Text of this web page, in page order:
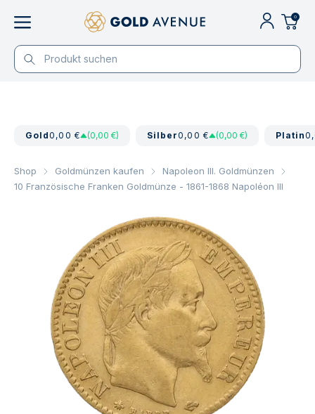
0
Gold0,00 € (0,00 €) Silber0,00 € (0,00 €) Platin
Shop Goldmünzen kaufen
Napoleon III. Goldmünzen
10 Französische Franken Goldmünze - 1861-1868 Napoléon III